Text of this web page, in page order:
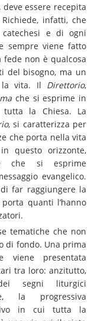
deve essere recepita
infatti, che
e di ogni
sempre viene fatto
fede non è qualcosa
del bisogno, ma un
vita. Il Direttorio,
che si esprime in
la Chiesa. La
, si caratterizza per
che porta nella vita
questo orizzonte,
che si esprime
evangelico.
far raggiungere la
quanti l’hanno
tematiche che non
di fondo. Una prima
presentata
tra loro: anzitutto,
segni liturgici
la progressiva
in cui tutta la